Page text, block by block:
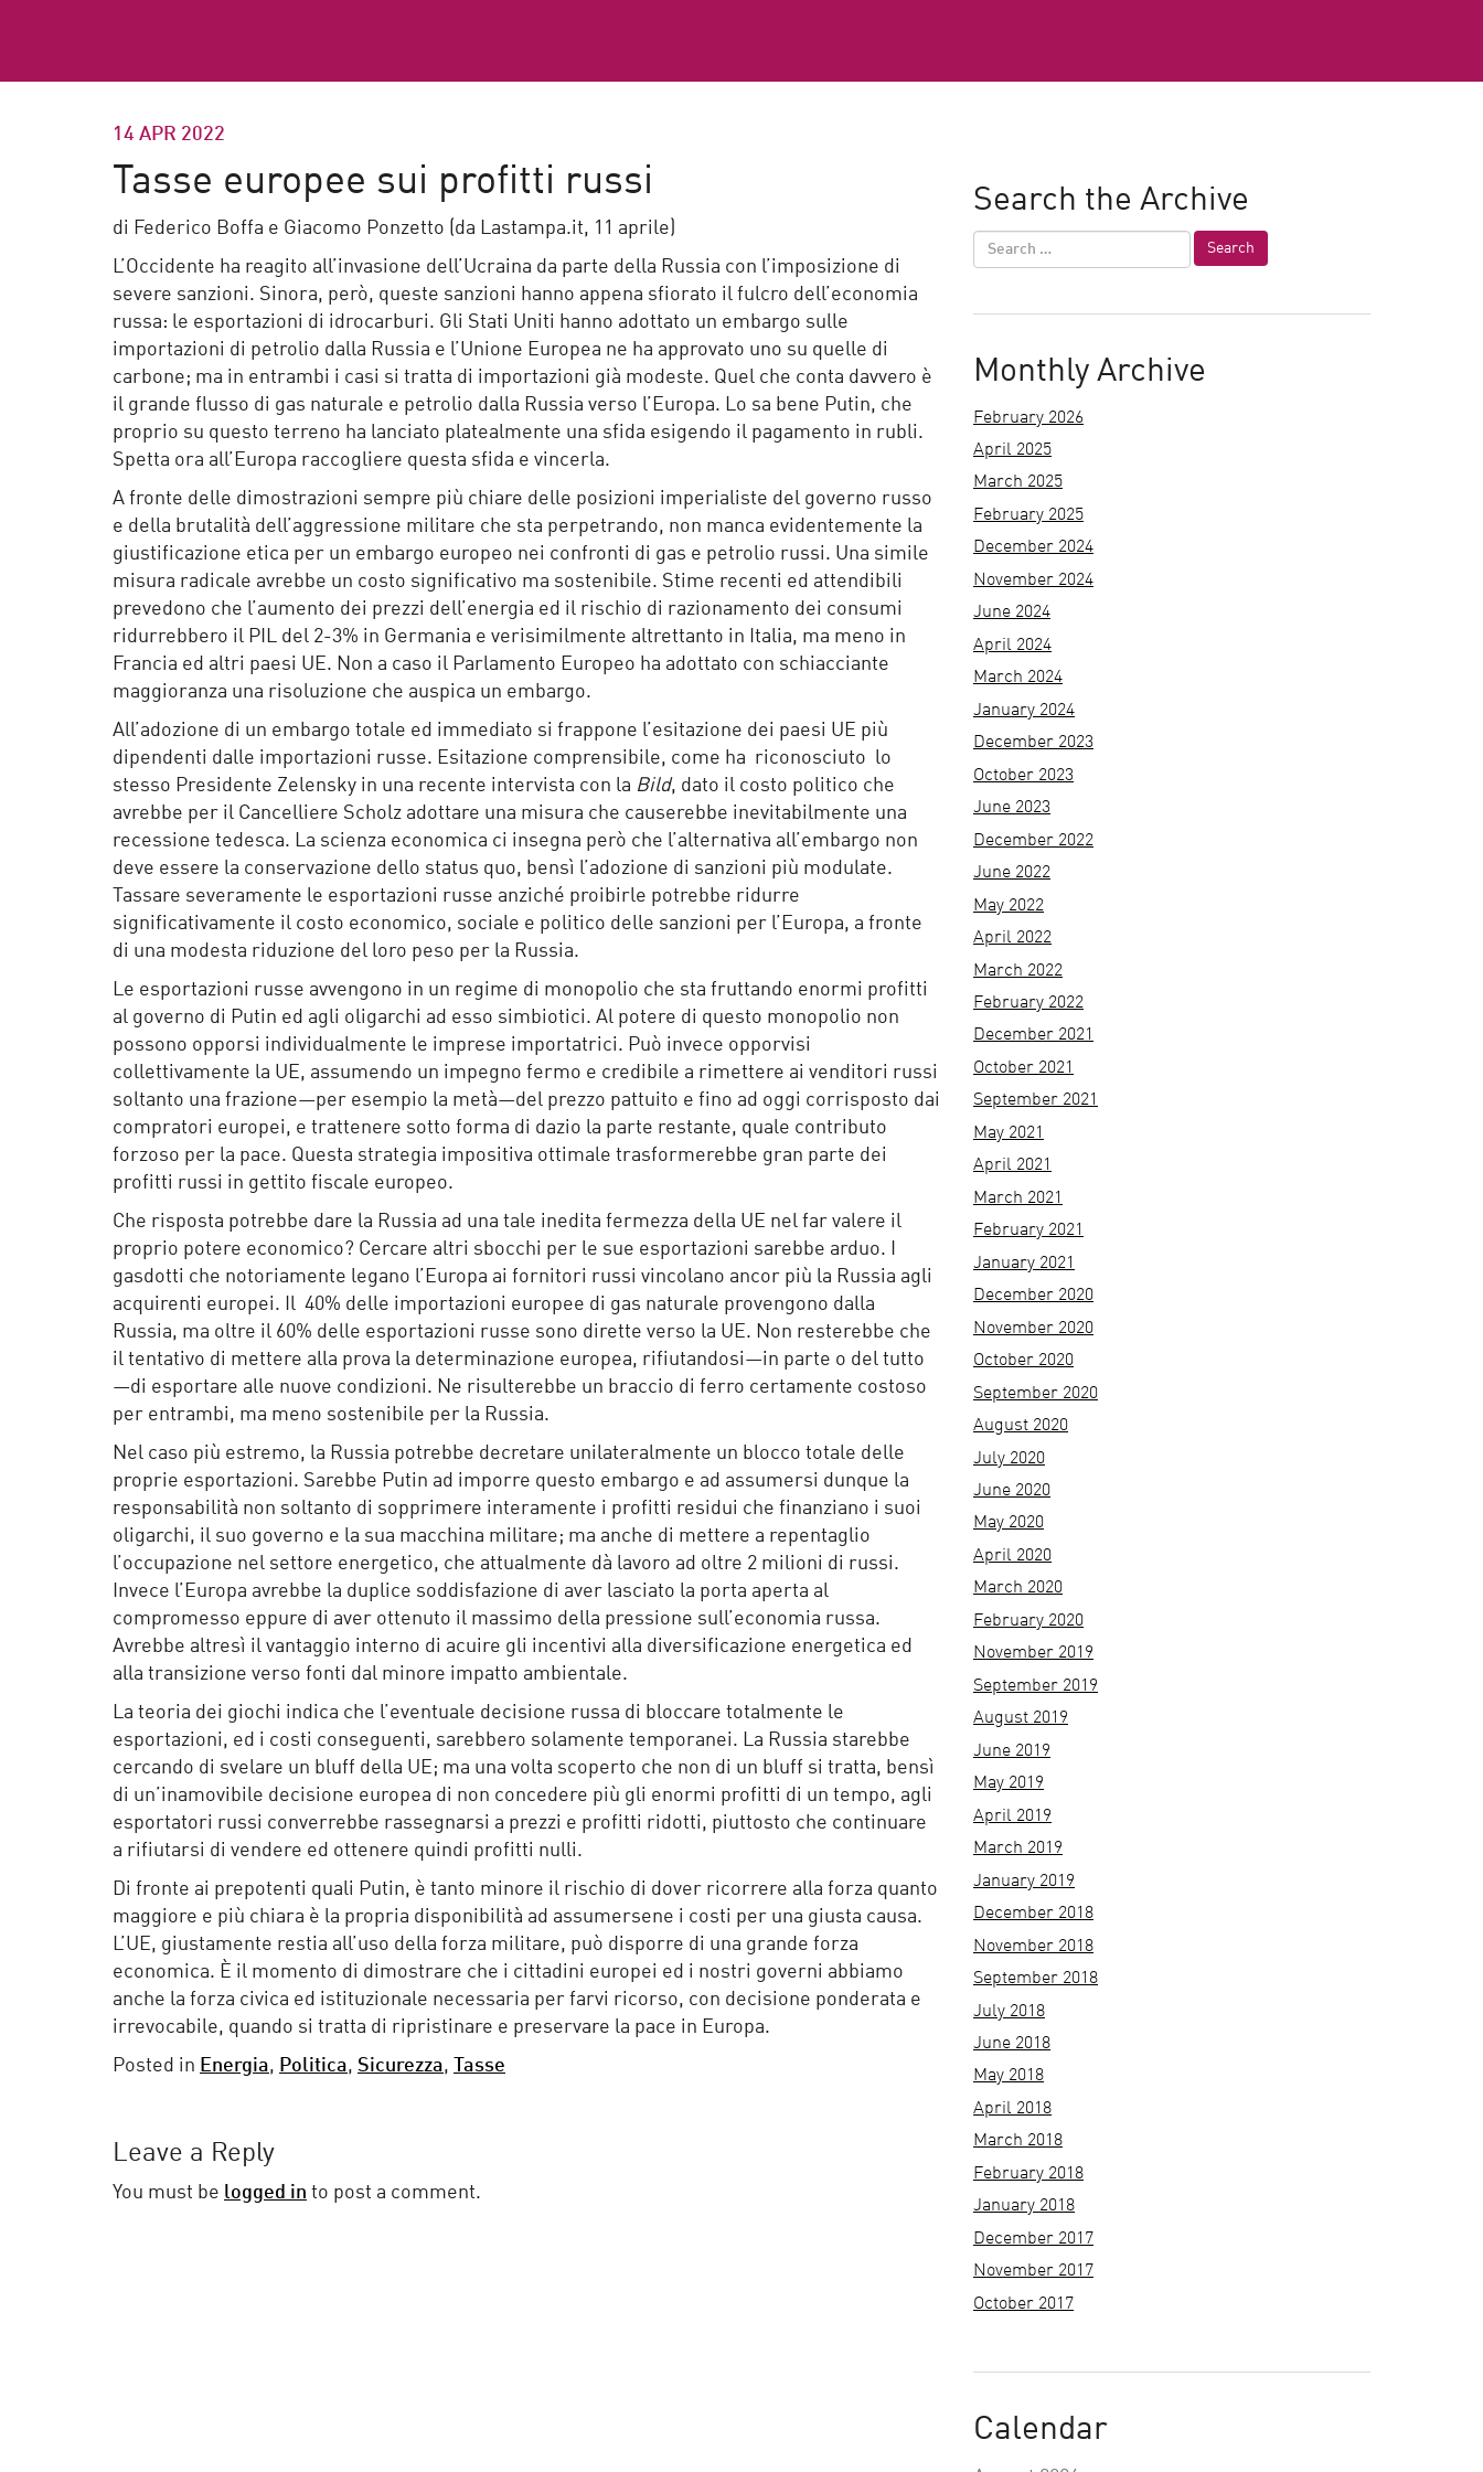
14 APR 2022
Tasse europee sui profitti russi
di Federico Boffa e Giacomo Ponzetto (da Lastampa.it, 11 aprile)
L’Occidente ha reagito all’invasione dell’Ucraina da parte della Russia con l’imposizione di
severe sanzioni. Sinora, però, queste sanzioni hanno appena sfiorato il fulcro dell’economia
russa: le esportazioni di idrocarburi. Gli Stati Uniti hanno adottato un embargo sulle
importazioni di petrolio dalla Russia e l’Unione Europea ne ha approvato uno su quelle di
carbone; ma in entrambi i casi si tratta di importazioni già modeste. Quel che conta davvero è
il grande flusso di gas naturale e petrolio dalla Russia verso l’Europa. Lo sa bene Putin, che
proprio su questo terreno ha lanciato platealmente una sfida esigendo il pagamento in rubli.
Spetta ora all’Europa raccogliere questa sfida e vincerla.
A fronte delle dimostrazioni sempre più chiare delle posizioni imperialiste del governo russo
e della brutalità dell’aggressione militare che sta perpetrando, non manca evidentemente la
giustificazione etica per un embargo europeo nei confronti di gas e petrolio russi. Una simile
misura radicale avrebbe un costo significativo ma sostenibile. Stime recenti ed attendibili
prevedono che l’aumento dei prezzi dell’energia ed il rischio di razionamento dei consumi
ridurrebbero il PIL del 2-3% in Germania e verisimilmente altrettanto in Italia, ma meno in
Francia ed altri paesi UE. Non a caso il Parlamento Europeo ha adottato con schiacciante
maggioranza una risoluzione che auspica un embargo.
All’adozione di un embargo totale ed immediato si frappone l’esitazione dei paesi UE più
dipendenti dalle importazioni russe. Esitazione comprensibile, come ha riconosciuto lo
stesso Presidente Zelensky in una recente intervista con la Bild, dato il costo politico che
avrebbe per il Cancelliere Scholz adottare una misura che causerebbe inevitabilmente una
recessione tedesca. La scienza economica ci insegna però che l’alternativa all’embargo non
deve essere la conservazione dello status quo, bensì l’adozione di sanzioni più modulate.
Tassare severamente le esportazioni russe anziché proibirle potrebbe ridurre
significativamente il costo economico, sociale e politico delle sanzioni per l’Europa, a fronte
di una modesta riduzione del loro peso per la Russia.
Le esportazioni russe avvengono in un regime di monopolio che sta fruttando enormi profitti
al governo di Putin ed agli oligarchi ad esso simbiotici. Al potere di questo monopolio non
possono opporsi individualmente le imprese importatrici. Può invece opporvisi
collettivamente la UE, assumendo un impegno fermo e credibile a rimettere ai venditori russi
soltanto una frazione—per esempio la metà—del prezzo pattuito e fino ad oggi corrisposto dai
compratori europei, e trattenere sotto forma di dazio la parte restante, quale contributo
forzoso per la pace. Questa strategia impositiva ottimale trasformerebbe gran parte dei
profitti russi in gettito fiscale europeo.
Che risposta potrebbe dare la Russia ad una tale inedita fermezza della UE nel far valere il
proprio potere economico? Cercare altri sbocchi per le sue esportazioni sarebbe arduo. I
gasdotti che notoriamente legano l’Europa ai fornitori russi vincolano ancor più la Russia agli
acquirenti europei. Il 40% delle importazioni europee di gas naturale provengono dalla
Russia, ma oltre il 60% delle esportazioni russe sono dirette verso la UE. Non resterebbe che
il tentativo di mettere alla prova la determinazione europea, rifiutandosi—in parte o del tutto
—di esportare alle nuove condizioni. Ne risulterebbe un braccio di ferro certamente costoso
per entrambi, ma meno sostenibile per la Russia.
Nel caso più estremo, la Russia potrebbe decretare unilateralmente un blocco totale delle
proprie esportazioni. Sarebbe Putin ad imporre questo embargo e ad assumersi dunque la
responsabilità non soltanto di sopprimere interamente i profitti residui che finanziano i suoi
oligarchi, il suo governo e la sua macchina militare; ma anche di mettere a repentaglio
l’occupazione nel settore energetico, che attualmente dà lavoro ad oltre 2 milioni di russi.
Invece l’Europa avrebbe la duplice soddisfazione di aver lasciato la porta aperta al
compromesso eppure di aver ottenuto il massimo della pressione sull’economia russa.
Avrebbe altresì il vantaggio interno di acuire gli incentivi alla diversificazione energetica ed
alla transizione verso fonti dal minore impatto ambientale.
La teoria dei giochi indica che l’eventuale decisione russa di bloccare totalmente le
esportazioni, ed i costi conseguenti, sarebbero solamente temporanei. La Russia starebbe
cercando di svelare un bluff della UE; ma una volta scoperto che non di un bluff si tratta, bensì
di un’inamovibile decisione europea di non concedere più gli enormi profitti di un tempo, agli
esportatori russi converrebbe rassegnarsi a prezzi e profitti ridotti, piuttosto che continuare
a rifiutarsi di vendere ed ottenere quindi profitti nulli.
Di fronte ai prepotenti quali Putin, è tanto minore il rischio di dover ricorrere alla forza quanto
maggiore e più chiara è la propria disponibilità ad assumersene i costi per una giusta causa.
L’UE, giustamente restia all’uso della forza militare, può disporre di una grande forza
economica. È il momento di dimostrare che i cittadini europei ed i nostri governi abbiamo
anche la forza civica ed istituzionale necessaria per farvi ricorso, con decisione ponderata e
irrevocabile, quando si tratta di ripristinare e preservare la pace in Europa.
Posted in Energia, Politica, Sicurezza, Tasse
Leave a Reply
You must be logged in to post a comment.
Search the Archive
Monthly Archive
February 2026
April 2025
March 2025
February 2025
December 2024
November 2024
June 2024
April 2024
March 2024
January 2024
December 2023
October 2023
June 2023
December 2022
June 2022
May 2022
April 2022
March 2022
February 2022
December 2021
October 2021
September 2021
May 2021
April 2021
March 2021
February 2021
January 2021
December 2020
November 2020
October 2020
September 2020
August 2020
July 2020
June 2020
May 2020
April 2020
March 2020
February 2020
November 2019
September 2019
August 2019
June 2019
May 2019
April 2019
March 2019
January 2019
December 2018
November 2018
September 2018
July 2018
June 2018
May 2018
April 2018
March 2018
February 2018
January 2018
December 2017
November 2017
October 2017
Calendar